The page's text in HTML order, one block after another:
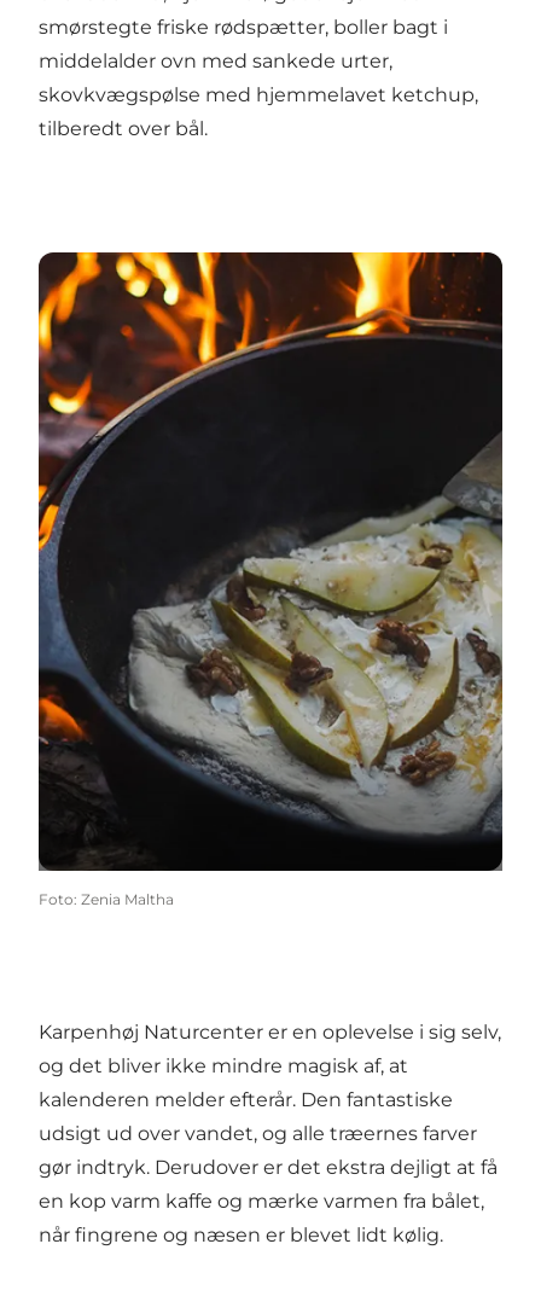
smørstegte friske rødspætter, boller bagt i
middelalder ovn med sankede urter,
skovkvægspølse med hjemmelavet ketchup,
tilberedt over bål.
Foto: Zenia Maltha
Karpenhøj Naturcenter er en oplevelse i sig selv,
og det bliver ikke mindre magisk af, at
kalenderen melder efterår. Den fantastiske
udsigt ud over vandet, og alle træernes farver
gør indtryk. Derudover er det ekstra dejligt at få
en kop varm kaffe og mærke varmen fra bålet,
når fingrene og næsen er blevet lidt kølig.